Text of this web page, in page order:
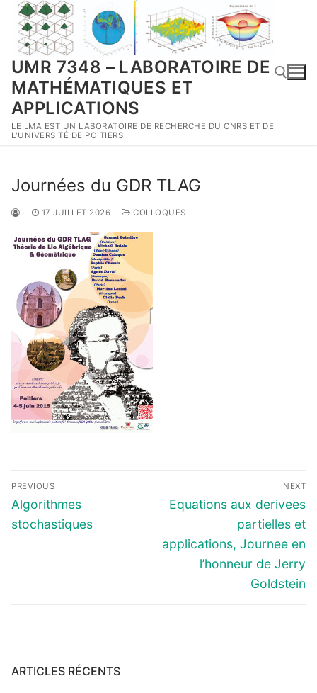
Aller
contenu
UMR 7348 – LABORATOIRE DE
MATHÉMATIQUES ET
APPLICATIONS
LE LMA EST UN LABORATOIRE DE RECHERCHE DU CNRS ET DE
L'UNIVERSITÉ DE POITIERS
Rechercher :
Journées du GDR TLAG
17 JUILLET 2026 COLLOQUES
Navigation
de
l’article
PREVIOUS
Previous
post:
Algorithmes
stochastiques
NEXT
Next
Equations aux derivees
partielles et
applications, Journee en
l’honneur de Jerry
Goldstein
ARTICLES RÉCENTS